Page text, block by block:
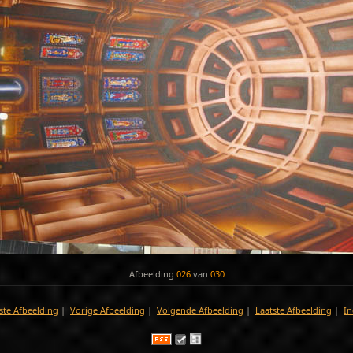
Afbeelding 026van 030
Afbeelding | Vorige Afbeelding | Volgende Afbeelding | Laatste Afbeelding |